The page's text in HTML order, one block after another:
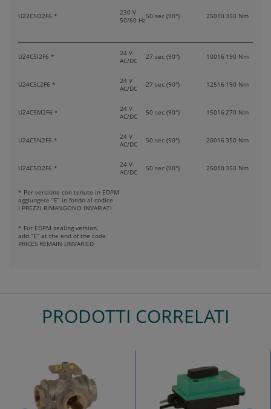
U22C5O2F6 *
230 V
50/60 Hz
50 sec (90°) 25010 350 Nm
U24C5I2F6 *
24 V
AC/DC
27 sec (90°) 10016 190 Nm
U24C5L2F6 *
24 V
AC/DC
27 sec (90°) 12516 190 Nm
U24C5M2F6 *
24 V
AC/DC
50 sec (90°) 15016 270 Nm
U24C5N2F6 *
24 V
AC/DC
50 sec (90°) 20016 350 Nm
U24C5O2F6 *
24 V
AC/DC
50 sec (90°) 25010 350 Nm
* Per versione con tenute in EDPM
aggiungere “E” in fondo al codice
I PREZZI RIMANGONO INVARIATI
* For EDPM sealing version,
add “E” at the end of the code
PRICES REMAIN UNVARIED
PRODOTTI CORRELATI
Previous